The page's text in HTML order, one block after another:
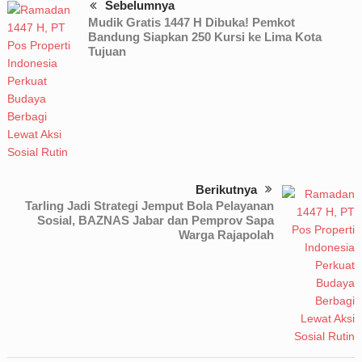
Sebelumnya
Mudik Gratis 1447 H Dibuka! Pemkot
Bandung Siapkan 250 Kursi ke Lima Kota
Tujuan
Berikutnya
Tarling Jadi Strategi Jemput Bola Pelayanan
Sosial, BAZNAS Jabar dan Pemprov Sapa
Warga Rajapolah